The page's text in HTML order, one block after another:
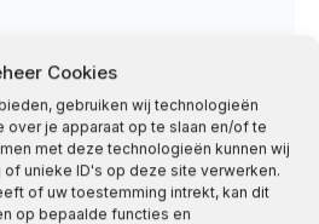
Cookies
gebruiken wij technologieën
je apparaat op te slaan en/of te
met deze technologieën kunnen wij
unieke ID's op deze site verwerken.
of uw toestemming intrekt, kan dit
op bepaalde functies en